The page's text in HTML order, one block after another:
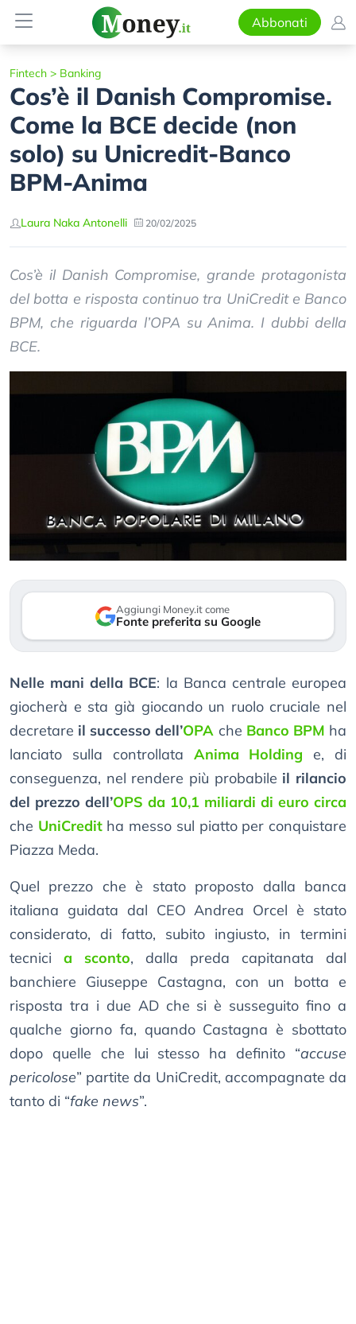
Abbonati
Fintech > Banking
Cos’è il Danish Compromise.
Come la BCE decide (non
solo) su Unicredit-Banco
BPM-Anima
Laura Naka Antonelli 20/02/2025
Cos’è il Danish Compromise, grande protagonista
del botta e risposta continuo tra UniCredit e Banco
BPM, che riguarda l’OPA su Anima. I dubbi della
BCE.
Aggiungi Money.it come
Fonte preferita su Google
Nelle mani della BCE: la Banca centrale europea
giocherà e sta già giocando un ruolo cruciale nel
decretare il successo dell’OPA che Banco BPM ha
lanciato sulla controllata Anima Holding e, di
conseguenza, nel rendere più probabile il rilancio
del prezzo dell’OPS da 10,1 miliardi di euro circa
che UniCreditha messo sul piatto per conquistare
Piazza Meda.
Quel prezzo che è stato proposto dalla banca
italiana guidata dal CEO Andrea Orcel è stato
considerato, di fatto, subito ingiusto, in termini
tecnici a sconto, dalla preda capitanata dal
banchiere Giuseppe Castagna, con un botta e
risposta tra i due AD che si è susseguito fino a
qualche giorno fa, quando Castagna è sbottato
dopo quelle che lui stesso ha definito “accuse
pericolose” partite da UniCredit, accompagnate da
tanto di “fake news”.